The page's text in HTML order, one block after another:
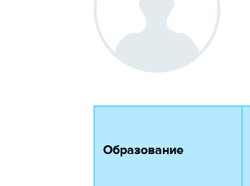
Образование